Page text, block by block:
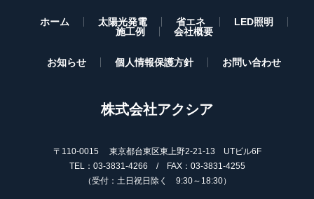
ホーム 太陽光発電 省エネ
LED照明
施工例
会社概要
お知らせ 個人情報保護方針 お問い合わせ
株式会社アクシア
〒110-0015 東京都台東区東上野2-21-13 UTビル6F
TEL：03-3831-4266 / FAX：03-3831-4255
（受付：土日祝日除く 9:30～18:30）